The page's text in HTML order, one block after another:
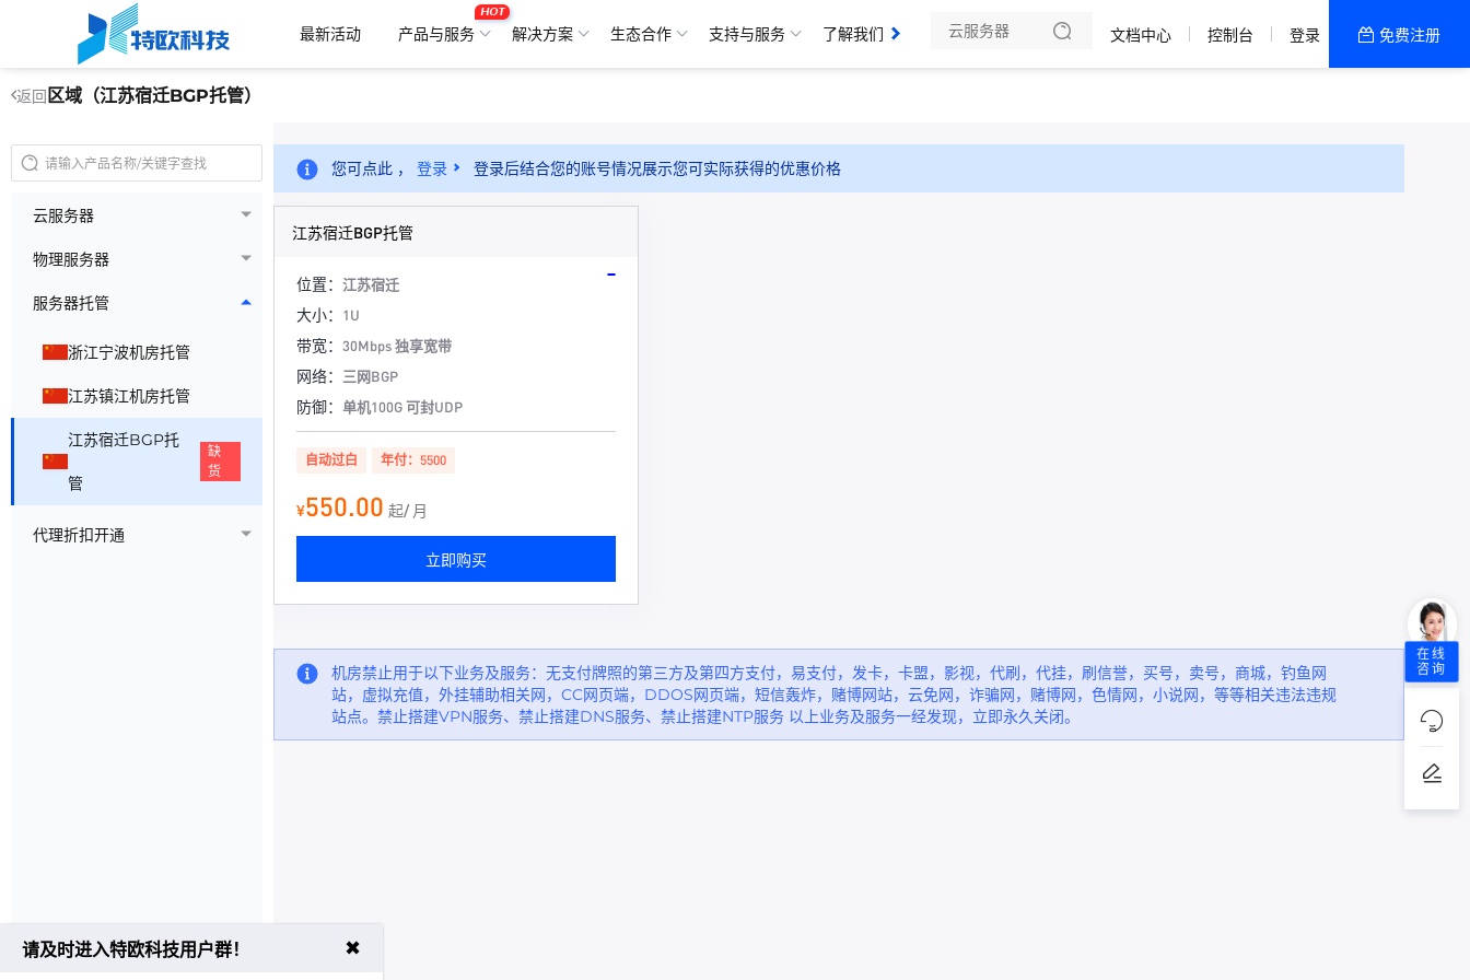
最新活动 产品与服务
HOT
解决方案 生态合作 支持与服务
了解我们
文档中心 控制台 登录 免费注册
返回 区域（江苏宿迁BGP托管）
云服务器
物理服务器
服务器托管
浙江宁波机房托管
江苏镇江机房托管
江苏宿迁BGP托
管
缺
货
代理折扣开通
您可点此 ， 登录 登录后结合您的账号情况展示您可实际获得的优惠价格
江苏宿迁BGP托管
位置： 江苏宿迁
大小： 1U
带宽： 30Mbps 独享宽带
网络： 三网BGP
防御： 单机100G 可封UDP
自动过白 年付：5500
¥550.00 起/ 月
立即购买
机房禁止用于以下业务及服务：无支付牌照的第三方及第四方支付，易支付，发卡，卡盟，影视，代刷，代挂，刷信誉，买号，卖号，商城，钓鱼网
站，虚拟充值，外挂辅助相关网，CC网页端，DDOS网页端，短信轰炸，赌博网站，云免网，诈骗网，赌博网，色情网，小说网，等等相关违法违规
站点。禁止搭建VPN服务、禁止搭建DNS服务、禁止搭建NTP服务 以上业务及服务一经发现，立即永久关闭。
在线
咨询
请及时进入特欧科技用户群！ ✖